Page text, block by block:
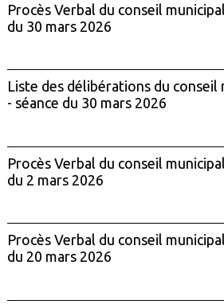
Procès Verbal du conseil
du 30 mars 2026
Liste des délibérations du conseil
- séance du 30 mars 2026
Procès Verbal du conseil
du 2 mars 2026
Procès Verbal du conseil
du 20 mars 2026